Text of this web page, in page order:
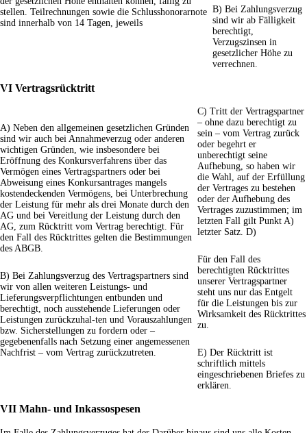
stellen. Teilrechnungen sowie die Schlusshonorarnote
sind innerhalb von 14 Tagen, jeweils
B) Bei Zahlungsverzug
sind wir ab Fälligkeit
berechtigt,
Verzugszinsen in
gesetzlicher Höhe zu
verrechnen.
VI Vertragsrücktritt
A) Neben den allgemeinen gesetzlichen Gründen
sind wir auch bei Annahmeverzug oder anderen
wichtigen Gründen, wie insbesondere bei
Eröffnung des Konkursverfahrens über das
Vermögen eines Vertragspartners oder bei
Abweisung eines Konkursantrages mangels
kostendeckenden Vermögens, bei Unterbrechung
der Leistung für mehr als drei Monate durch den
AG und bei Vereitlung der Leistung durch den
AG, zum Rücktritt vom Vertrag berechtigt. Für
den Fall des Rücktrittes gelten die Bestimmungen
des ABGB.
B) Bei Zahlungsverzug des Vertragspartners sind
wir von allen weiteren Leistungs- und
Lieferungsverpflichtungen entbunden und
berechtigt, noch ausstehende Lieferungen oder
Leistungen zurückzuhal-ten und Vorauszahlungen
bzw. Sicherstellungen zu fordern oder –
gegebenenfalls nach Setzung einer angemessenen
Nachfrist – vom Vertrag zurückzutreten.
C) Tritt der Vertragspartner
– ohne dazu berechtigt zu
sein – vom Vertrag zurück
oder begehrt er
unberechtigt seine
Aufhebung, so haben wir
die Wahl, auf der Erfüllung
der Vertrages zu bestehen
oder der Aufhebung des
Vertrages zuzustimmen; im
letzten Fall gilt Punkt A)
letzter Satz. D)
Für den Fall des
berechtigten Rücktrittes
unserer Vertragspartner
steht uns nur das Entgelt
für die Leistungen bis zur
Wirksamkeit des Rücktrittes
zu.
E) Der Rücktritt ist
schriftlich mittels
eingeschriebenen Briefes zu
erklären.
VII Mahn- und Inkassospesen